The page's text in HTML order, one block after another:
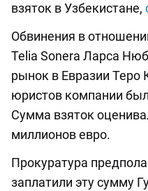
взяток в Узбекистане,
Обвинения в
Telia Sonera Ларса
рынок в Евразии Теро
юристов компании
Сумма взяток
миллионов евро.
Прокуратура
заплатили эту сумму